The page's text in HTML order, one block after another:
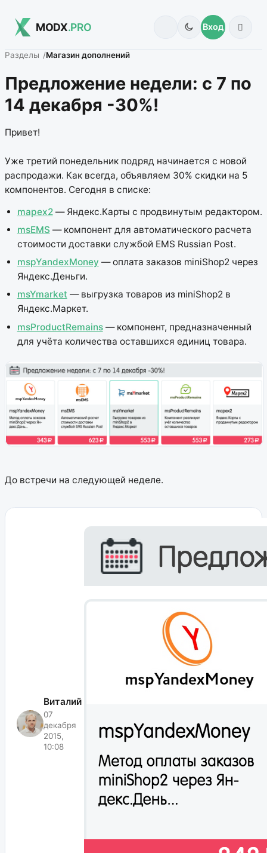
MODX.PRO Вход
Разделы Магазин дополнений
Предложение недели: с 7 по
14 декабря -30%!
Привет!
Уже третий понедельник подряд начинается с новой
распродажи. Как всегда, объявляем 30% скидки на 5
компонентов. Сегодня в списке:
mapex2— Яндекс.Карты с продвинутым редактором.
msEMS — компонент для автоматического расчета
стоимости доставки службой EMS Russian Post.
mspYandexMoney — оплата заказов miniShop2 через
Яндекс.Деньги.
msYmarket — выгрузка товаров из miniShop2 в
Яндекс.Маркет.
msProductRemains— компонент, предназначенный
для учёта количества оставшихся единиц товара.
До встречи на следующей неделе.
Виталий
07
декабря
2015,
10:08